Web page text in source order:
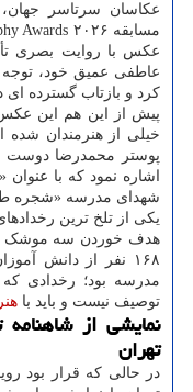
عکاسان سرتاسر
عکس با روایت بصری
عاطفی عمیق خود، توجه
کرد و بازتاب گسترده
پیش از این هم این
خیلی از هنرمندان شده
پوستر محمدرضا دوست
اشاره نمود که با
شهدای مدرسه «شجره
یکی از تلخ ترین
هدف خوردن سه موشک
۱۶۸ نفر از دانش آموزان، کادر مدرسه، والدین و راننده
مدرسه بود؛ رخدادی
توصیف نیست و باید با هنر
نمایشی از شاهنامه
تهران
در حالی که قرار بود